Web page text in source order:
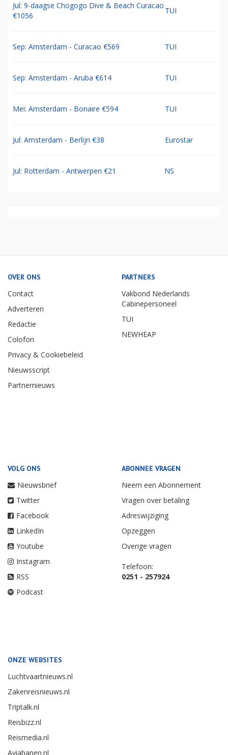
Jul: 9-daagse Chogogo Dive & Beach Curacao
€1056
TUI
Sep: Amsterdam - Curacao €569 TUI
Sep: Amsterdam - Aruba €614 TUI
Mei: Amsterdam - Bonaire €594 TUI
Jul: Amsterdam - Berlijn €38 Eurostar
Jul: Rotterdam - Antwerpen €21 NS
OVER ONS
Contact
Adverteren
Redactie
Colofon
Privacy & Cookiebeleid
Nieuwsscript
Partnernieuws
PARTNERS
Vakbond Nederlands
Cabinepersoneel
TUI
NEWHEAP
VOLG ONS
Nieuwsbrief
Twitter
Facebook
LinkedIn
Youtube
Instagram
RSS
Podcast
ABONNEE VRAGEN
Neem een Abonnement
Vragen over betaling
Adreswijziging
Opzeggen
Overige vragen
Telefoon:
0251 - 257924
ONZE WEBSITES
Luchtvaartnieuws.nl
Zakenreisnieuws.nl
Triptalk.nl
Reisbizz.nl
Reismedia.nl
Aviabanen.nl